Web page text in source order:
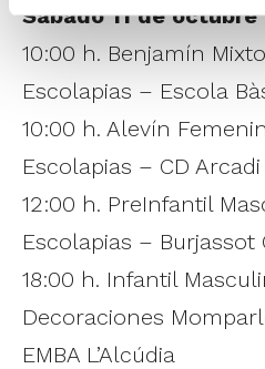
Sábado 11 de
10:00 h. Benjamín
Escolapias – Escola
10:00 h. Alevín
Escolapias – CD
12:00 h. PreInfantil
Escolapias – Burjassot
18:00 h. Infantil
Decoraciones
EMBA L’Alcúdia